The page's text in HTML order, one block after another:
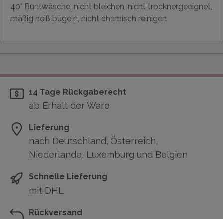
40° Buntwäsche, nicht bleichen, nicht trocknergeeignet,
mäßig heiß bügeln, nicht chemisch reinigen
14 Tage Rückgaberecht
ab Erhalt der Ware
Lieferung
nach Deutschland, Österreich,
Niederlande, Luxemburg und Belgien
Schnelle Lieferung
mit DHL
Rückversand